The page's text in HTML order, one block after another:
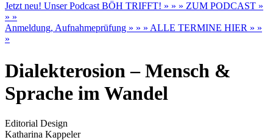
Jetzt neu! Unser Podcast BÖH TRIFFT! » » » ZUM PODCAST »
» »
Anmeldung, Aufnahmeprüfung » » » ALLE TERMINE HIER » »
»
Dialekterosion – Mensch &
Sprache im Wandel
Editorial Design
Katharina Kappeler